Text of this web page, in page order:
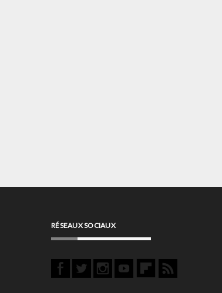
RÉSEAUX SOCIAUX